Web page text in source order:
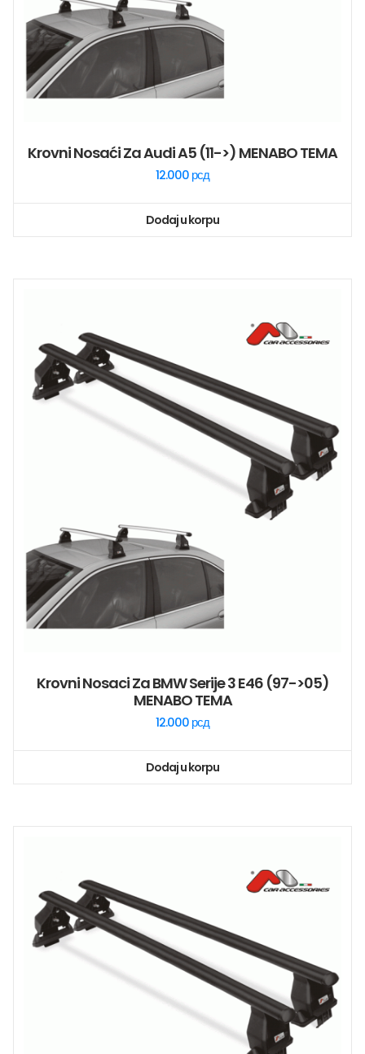
Krovni Nosaći Za Audi A5 (11->) MENABO TEMA
12.000 рсд
Dodaj u korpu
Krovni Nosaci Za BMW Serije 3 E46 (97->05)
MENABO TEMA
12.000 рсд
Dodaj u korpu